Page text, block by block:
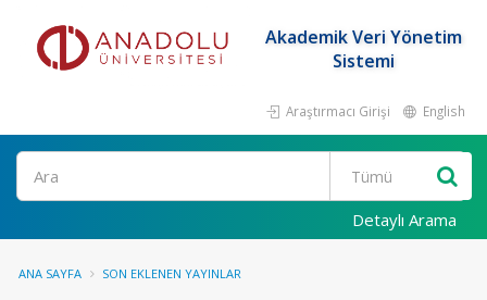
Akademik Veri Yönetim
Sistemi
Araştırmacı Girişi English
Ara
Detaylı Arama
ANA SAYFA SON EKLENEN YAYINLAR